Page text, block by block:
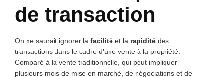
de transaction
On ne saurait ignorer la facilité et la rapidité des
transactions dans le cadre d’une vente à la propriété.
Comparé à la vente traditionnelle, qui peut impliquer
plusieurs mois de mise en marché, de négociations et de